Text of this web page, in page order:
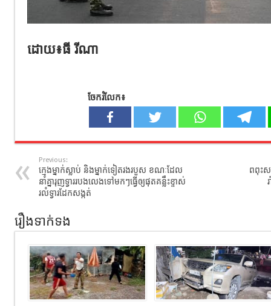
ដោយ៖ធី រីណា
ចែករំលែក៖
Previous:
ក្មេងម្នាក់ស្លាប់ និងម្នាក់ទៀតរងរបួស ខណៈដែល
នាំគ្នារុញទ្វាររបងលេង​ទៅមកៗធ្វើឲ្យផុតគន្លឹះខ្ទាស់
រលំទ្វារដែកសង្កត់
ពពុះស
រឿងទាក់ទង